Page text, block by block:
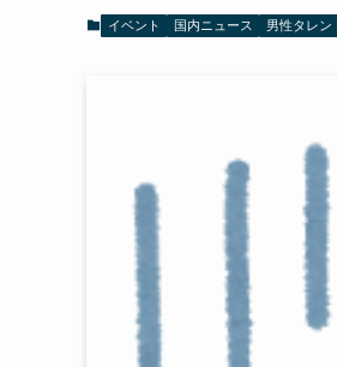
イベント 国内ニュース 男性タレン